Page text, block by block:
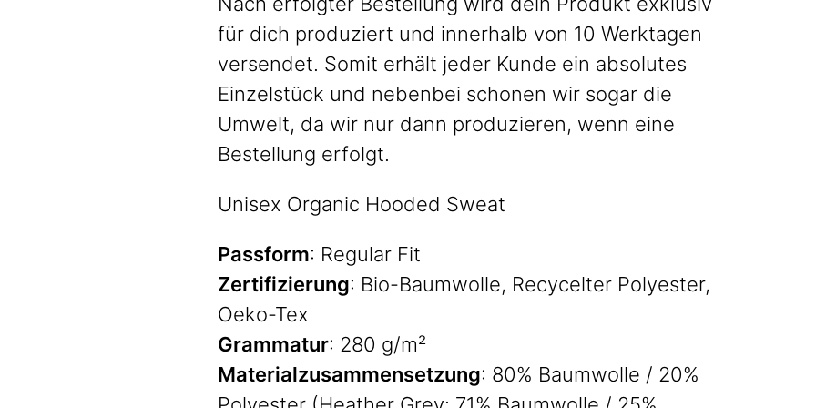
für dich produziert und innerhalb von 10 Werktagen
versendet. Somit erhält jeder Kunde ein absolutes
Einzelstück und nebenbei schonen wir sogar die
Umwelt, da wir nur dann produzieren, wenn eine
Bestellung erfolgt.
Unisex Organic Hooded Sweat
Passform: Regular Fit
Zertifizierung: Bio-Baumwolle, Recycelter Polyester,
Oeko-Tex
Grammatur: 280 g/m²
Materialzusammensetzung: 80% Baumwolle / 20%